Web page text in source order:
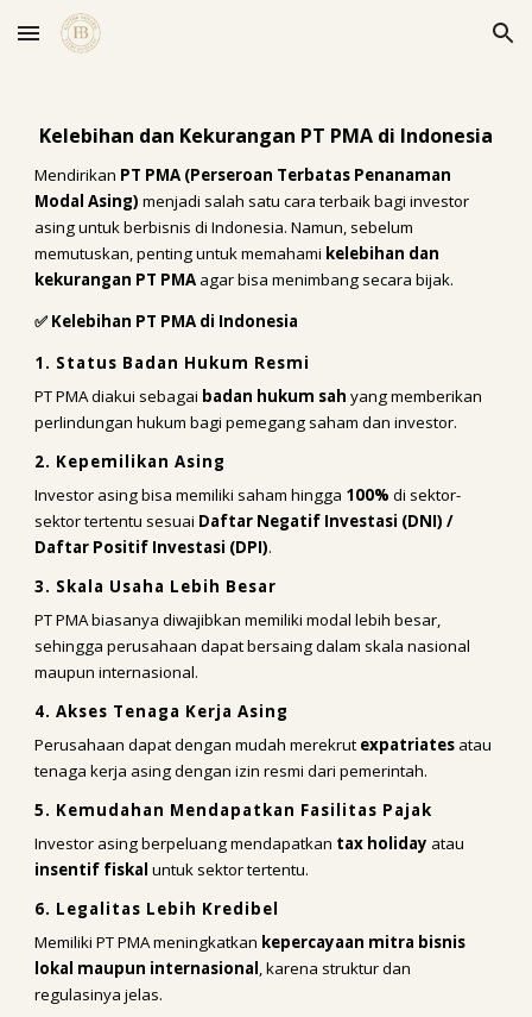
Skip to main content Skip to navigation
Kelebihan dan Kekurangan PT PMA di Indonesia
Mendirikan PT PMA (Perseroan Terbatas Penanaman
Modal Asing) menjadi salah satu cara terbaik bagi investor
asing untuk berbisnis di Indonesia. Namun, sebelum
memutuskan, penting untuk memahami kelebihan dan
kekurangan PT PMA agar bisa menimbang secara bijak.
✅ Kelebihan PT PMA di Indonesia
1. Status Badan Hukum Resmi
PT PMA diakui sebagai badan hukum sah yang memberikan
perlindungan hukum bagi pemegang saham dan investor.
2. Kepemilikan Asing
Investor asing bisa memiliki saham hingga 100% di sektor-
sektor tertentu sesuai Daftar Negatif Investasi (DNI) /
Daftar Positif Investasi (DPI).
3. Skala Usaha Lebih Besar
PT PMA biasanya diwajibkan memiliki modal lebih besar,
sehingga perusahaan dapat bersaing dalam skala nasional
maupun internasional.
4. Akses Tenaga Kerja Asing
Perusahaan dapat dengan mudah merekrut expatriates atau
tenaga kerja asing dengan izin resmi dari pemerintah.
5. Kemudahan Mendapatkan Fasilitas Pajak
Investor asing berpeluang mendapatkan tax holiday atau
insentif fiskal untuk sektor tertentu.
6. Legalitas Lebih Kredibel
Memiliki PT PMA meningkatkan kepercayaan mitra bisnis
lokal maupun internasional, karena struktur dan
regulasinya jelas.